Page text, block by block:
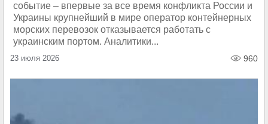
событие – впервые за все время конфликта России и
Украины крупнейший в мире оператор контейнерных
морских перевозок отказывается работать с
украинским портом. Аналитики...
23 июля 2026 960